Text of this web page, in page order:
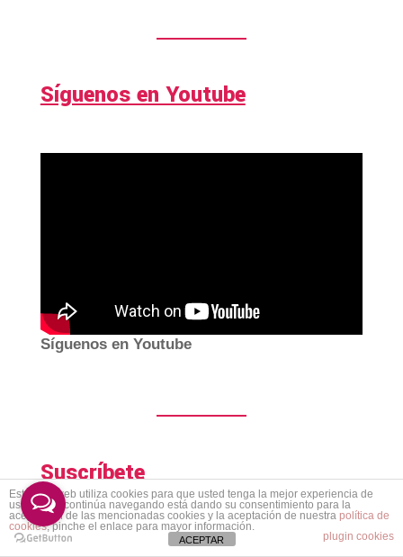
Síguenos en Youtube
Síguenos en Youtube
Suscríbete
Este sitio web utiliza cookies para que usted tenga la mejor experiencia de
usuario. Si continúa navegando está dando su consentimiento para la
aceptación de las mencionadas cookies y la aceptación de nuestra política de
cookies, pinche el enlace para mayor información.
plugin cookies
ACEPTAR